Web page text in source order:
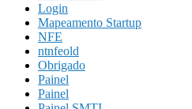
Login
Mapeamento Startup
NFE
ntnfeold
Obrigado
Painel
Painel